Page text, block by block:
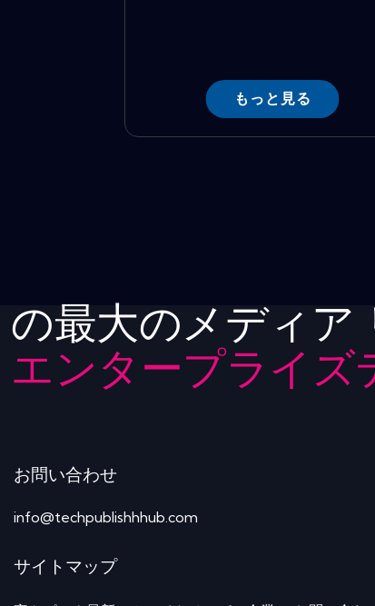
もっと見る
の最大のメディア
エンタープライズ
お問い合わせ
info@techpublishhhub.com
サイトマップ